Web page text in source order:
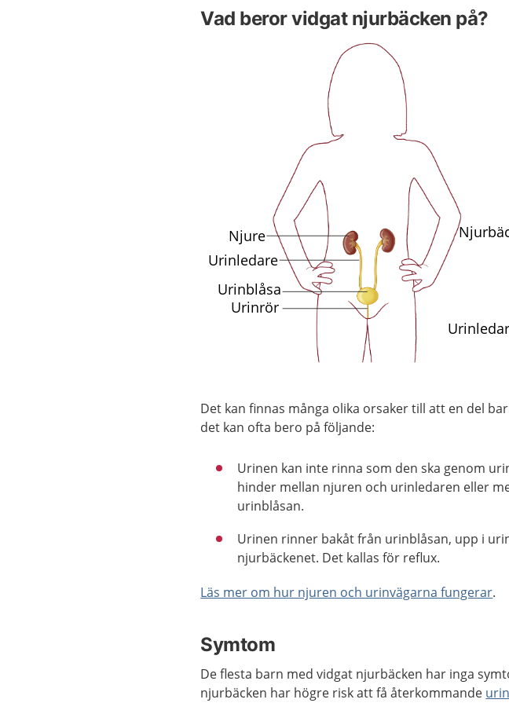
Vad beror vidgat njurbäcken på?
Det kan finnas många olika orsaker till att en del
det kan ofta bero på följande:
Urinen kan inte rinna som den ska genom
hinder mellan njuren och urinledaren eller
urinblåsan.
Urinen rinner bakåt från urinblåsan, upp i
njurbäckenet. Det kallas för reflux.
Läs mer om hur njuren och urinvägarna fungerar.
Symtom
De flesta barn med vidgat njurbäcken har inga
njurbäcken har högre risk att få återkommande